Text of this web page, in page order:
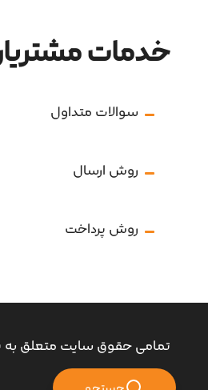
خدمات
سوالات متداول
روش ارسال
روش پرداخت
تمامی حقوق سایت متعلق به